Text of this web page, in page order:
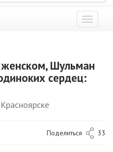
Показать
меню
Шульман
сердец:
Поделиться 33